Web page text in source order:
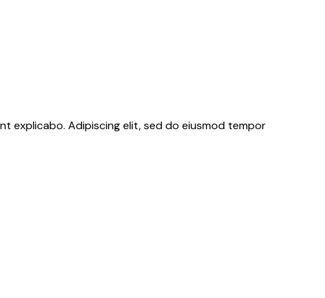
explicabo. Adipiscing elit, sed do eiusmod tempor